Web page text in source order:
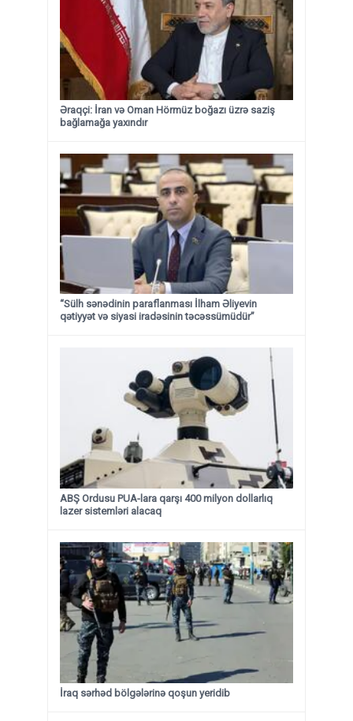
Əraqçi: İran və Oman Hörmüz boğazı üzrə saziş
bağlamağa yaxındır
“Sülh sənədinin paraflanması İlham Əliyevin
qətiyyət və siyasi iradəsinin təcəssümüdür”
ABŞ Ordusu PUA-lara qarşı 400 milyon dollarlıq
lazer sistemləri alacaq
İraq sərhəd bölgələrinə qoşun yeridib